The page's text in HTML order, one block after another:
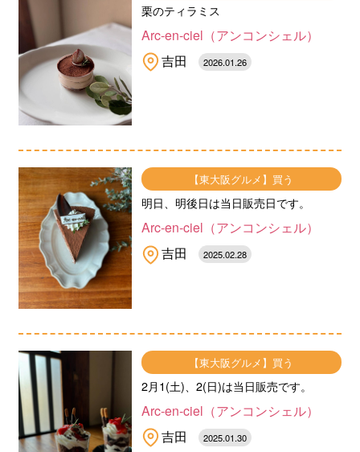
栗のティラミス
Arc-en-ciel（アンコンシェル）
吉田
2026.01.26
【東大阪グルメ】買う
明日、明後日は当日販売日です。
Arc-en-ciel（アンコンシェル）
吉田
2025.02.28
【東大阪グルメ】買う
2月1(土)、2(日)は当日販売です。
Arc-en-ciel（アンコンシェル）
吉田
2025.01.30